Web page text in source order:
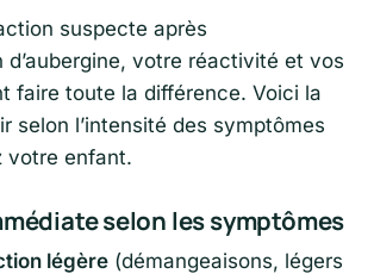
suspecte après
d’aubergine, votre réactivité et vos
faire toute la différence. Voici la
selon l’intensité des symptômes
votre enfant.
selon les symptômes
légère (démangeaisons, légers